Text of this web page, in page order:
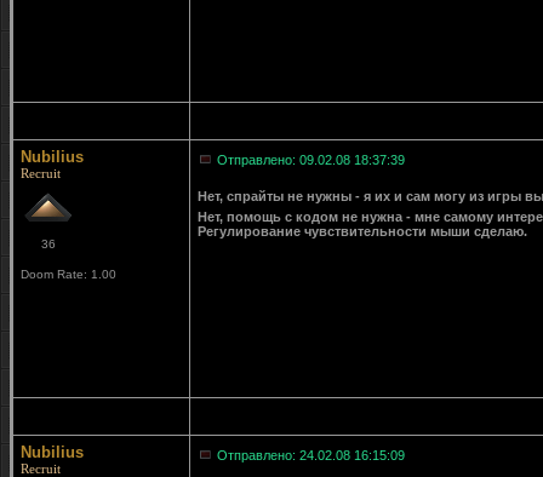
Nubilius
Recruit
36
Doom Rate: 1.00
Отправлено: 09.02.08 18:37:39
Нет, спрайты не нужны - я их и сам могу из игры
Нет, помощь с кодом не нужна - мне самому
Регулирование чувствительности мыши сделаю.
Nubilius
Recruit
Отправлено: 24.02.08 16:15:09